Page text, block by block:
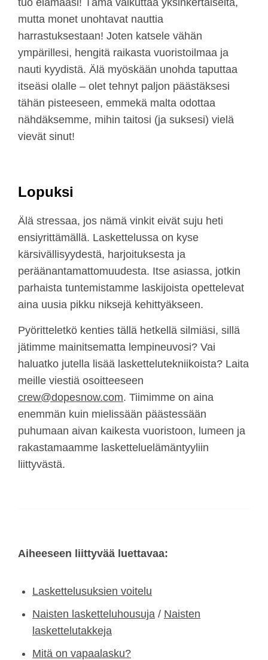
tuo elämääsi! Tämä vaikuttaa yksinkertaiselta,
mutta monet unohtavat nauttia
harrastuksestaan! Joten katsele vähän
ympärillesi, hengitä raikasta vuoristoilmaa ja
nauti kyydistä. Älä myöskään unohda taputtaa
itseäsi olalle – olet tehnyt paljon päästäksesi
tähän pisteeseen, emmekä malta odottaa
nähdäksemme, mihin taitosi (ja suksesi) vielä
vievät sinut!
Lopuksi
Älä stressaa, jos nämä vinkit eivät suju heti
ensiyrittämällä. Laskettelussa on kyse
kärsivällisyydestä, harjoituksesta ja
peräänantamattomuudesta. Itse asiassa, jotkin
parhaista tuntemistamme laskijoista opettelevat
aina uusia pikku niksejä kehittyäkseen.
Pyöritteletkö kenties tällä hetkellä silmiäsi, sillä
jätimme mainitsematta lempineuvosi? Vai
haluatko jutella lisää laskettelutekniikoista? Laita
meille viestiä osoitteeseen
crew@dopesnow.com. Tiimimme on aina
enemmän kuin mielissään päästessään
puhumaan aivan kaikesta vuoristoon, lumeen ja
rakastamaamme lasketteluelämäntyyliin
liittyvästä.
Aiheeseen liittyvää luettavaa:
Laskettelusuksien voitelu
Naisten lasketteluhousuja / Naisten
laskettelutakkeja
Mitä on vapaalasku?